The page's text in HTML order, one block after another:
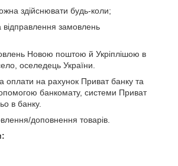
здійснювати будь-коли;
замовлень
Новою поштою й Укріплішою в
оселедець України.
оплати на рахунок Приват банку та
банкомату, системи Приват
в банку.
доповнення товарів.
: